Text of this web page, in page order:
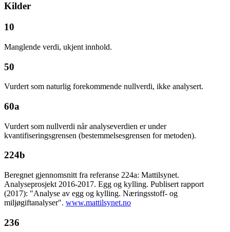
Kilder
10
Manglende verdi, ukjent innhold.
50
Vurdert som naturlig forekommende nullverdi, ikke analysert.
60a
Vurdert som nullverdi når analyseverdien er under
kvantifiseringsgrensen (bestemmelsesgrensen for metoden).
224b
Beregnet gjennomsnitt fra referanse 224a: Mattilsynet.
Analyseprosjekt 2016-2017. Egg og kylling. Publisert rapport
(2017): "Analyse av egg og kylling. Næringsstoff- og
miljøgiftanalyser". www.mattilsynet.no
236